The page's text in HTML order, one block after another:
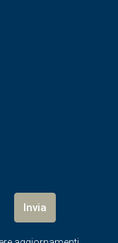
Invia